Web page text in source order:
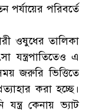
পর্যায়ের পরিবর্তে
ওষুধের তালিকা
যন্ত্রপাতিতেও এ
জরুরি ভিত্তিতে
করা হচ্ছে।
কেনায় ভ্যাট